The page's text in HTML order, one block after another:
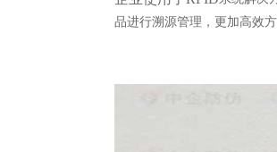
品进行溯源管理，更加高效